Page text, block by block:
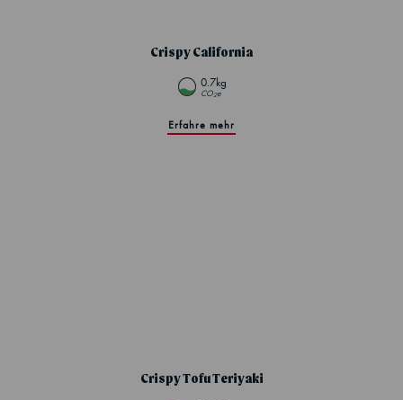
Crispy California
0.7kg
CO2e
Erfahre mehr
Crispy Tofu Teriyaki